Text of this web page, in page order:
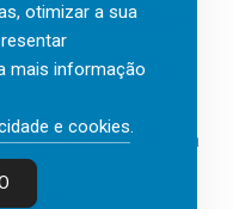
Outlook 2026
serviços de
artificial (IA), acaba
otimizar a sua
mais informação
e cookies.